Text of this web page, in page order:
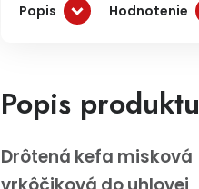
Popis Hodnotenie
Popis produktu
Drôtená kefa misková